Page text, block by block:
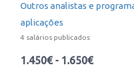
Outros analistas e
aplicações
4 salários publicados
1.450€ - 1.650€